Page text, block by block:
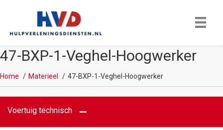
47-BXP-1-Veghel-Hoogwerker
Home Materieel 47-BXP-1-Veghel-Hoogwerker
Voertuig technisch